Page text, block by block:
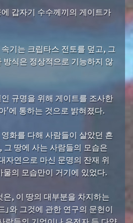
갑자기 수수께끼의 게이트가
기는 크립타스 전토를 덮고, 그
방식은 정상적으로 기능하지 않
규명을 위해 게이트를 조사한
'에 통하는 것으로 밝혀졌다.
화를 다해 사람들이 살았던 흔
땅에 사는 사람들의 모습은
자연으로 마신 문명의 잔재 위
의 모습만이 거기에 있었다.
은, 이 땅의 대부분을 차지하는
」와 그것에 관한 연구의 문헌이